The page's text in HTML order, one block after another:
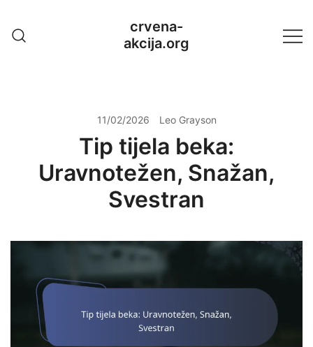
content
crvena-
akcija.org
11/02/2026 Leo Grayson
Tip tijela beka:
Uravnotežen, Snažan,
Svestran